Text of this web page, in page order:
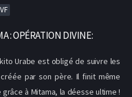
: OPÉRATION DIVINE:
Urabe est obligé de suivre les
par son père. Il finit même
à Mitama, la déesse ultime !